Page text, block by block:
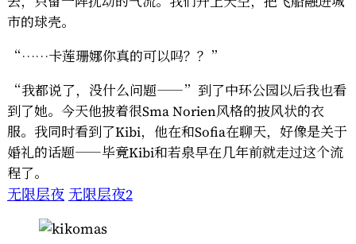
市的球壳。
“……卡莲珊娜你真的可以吗？？”
“我都说了，没什么问题——”到了中环公园以后我也看
到了她。今天他披着很Sma Norien风格的披风状的衣
服。我同时看到了Kibi，他在和Sofia在聊天，好像是关于
婚礼的话题——毕竟Kibi和若泉早在几年前就走过这个流
程了。
无限层夜 无限层夜2